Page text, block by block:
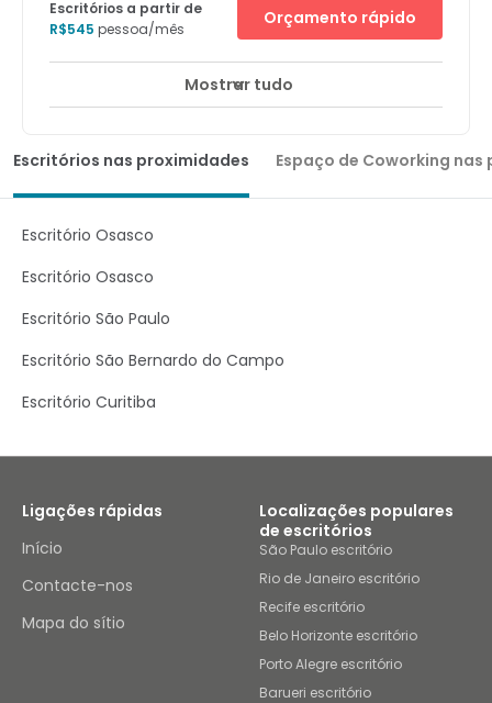
Escritórios a partir de
R$545 pessoa/mês
Orçamento rápido
Mostrar tudo
Escritórios nas proximidades Espaço de Coworking
Escritório Osasco
Escritório Osasco
Escritório São Paulo
Escritório São Bernardo do Campo
Escritório Curitiba
Ligações rápidas
Início
Contacte-nos
Mapa do sítio
Localizações populares
de escritórios
São Paulo escritório
Rio de Janeiro escritório
Recife escritório
Belo Horizonte escritório
Porto Alegre escritório
Barueri escritório